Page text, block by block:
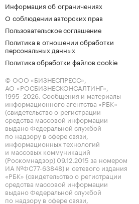
Информация об ограничениях
О соблюдении авторских прав
Пользовательское соглашение
Политика в отношении обработки
персональных данных
Политика обработки файлов cookie
© ООО «БИЗНЕСПРЕСС»,
АО «РОСБИЗНЕСКОНСАЛТИНГ»,
1995–2026. Сообщения и материалы
информационного агентства «РБК»
(свидетельство о регистрации
средства массовой информации
выдано Федеральной службой
по надзору в сфере связи,
информационных технологий
и массовых коммуникаций
(Роскомнадзор) 09.12.2015 за номером
ИА №ФС77-63848) и сетевого издания
«РБК» (свидетельство о регистрации
средства массовой информации
выдано Федеральной службой
по надзору в сфере связи,